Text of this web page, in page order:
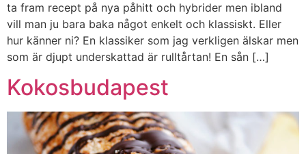
ta fram recept på nya påhitt och hybrider men ibland
vill man ju bara baka något enkelt och klassiskt. Eller
hur känner ni? En klassiker som jag verkligen älskar men
som är djupt underskattad är rulltårtan! En sån […]
Kokosbudapest